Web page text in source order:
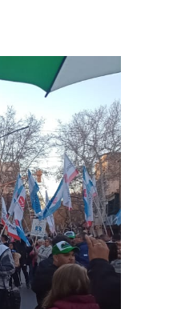
de
el
un
en la
a edificios
caso de
de 48
cuando los